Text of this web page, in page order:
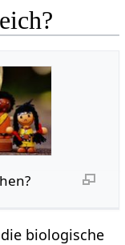
biologische